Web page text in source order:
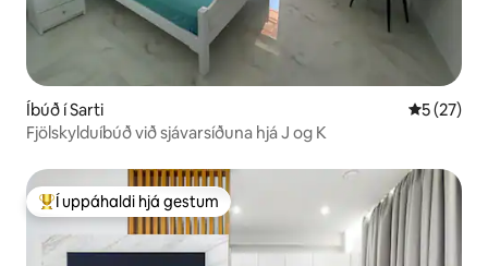
Íbúð í Sarti 5 af 5 í
5 (27)
Fjölskylduíbúð við sjávarsíðuna hjá J og K
Í mestu uppáhaldi hjá gestum
Í uppáhaldi hjá gestum